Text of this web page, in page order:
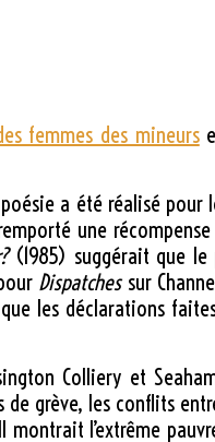
femmes des mineurs
a été réalisé pour
une récompense
(1985) suggérait que
Dispatchessur
les déclarations
Colliery et
grève, les conflits
l’extrême